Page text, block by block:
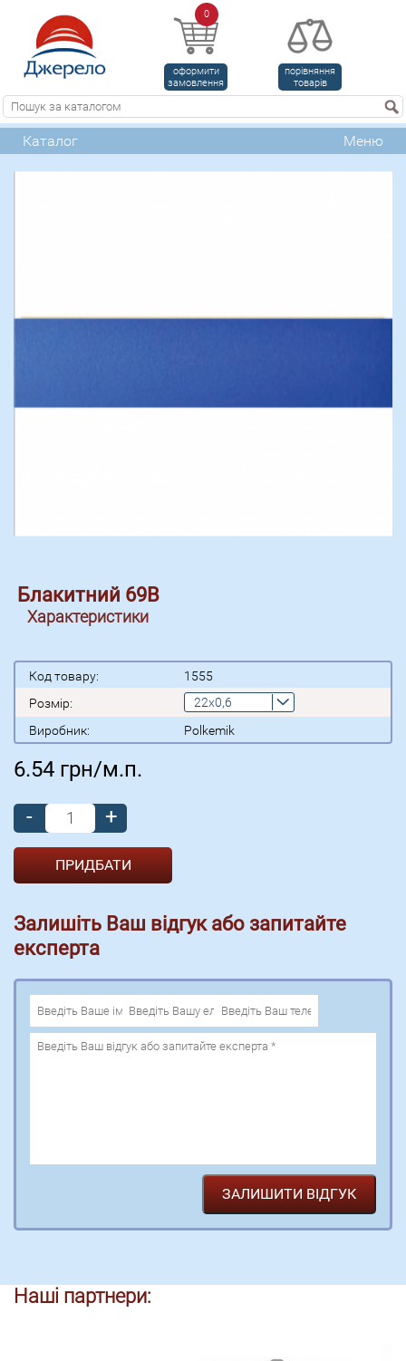
0
оформити
замовлення
порівняння
товарів
Каталог Меню
Блакитний 69В
Характеристики
Код товару:
1555
Розмір:
22x0,6
Виробник:
Polkemik
6.54 грн/м.п.
-
+
Залишіть Ваш відгук або запитайте
експерта
Наші партнери: